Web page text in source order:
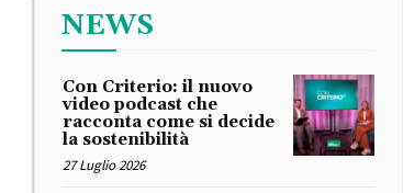
NEWS
Con Criterio: il nuovo
video podcast che
racconta come si decide
la sostenibilità
27 Luglio 2026